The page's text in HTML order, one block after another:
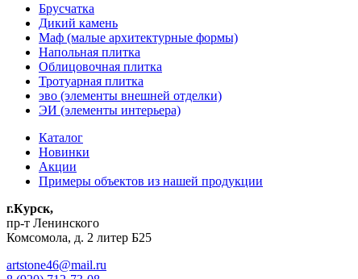
Брусчатка
Дикий камень
Маф (малые архитектурные формы)
Напольная плитка
Облицовочная плитка
Тротуарная плитка
эво (элементы внешней отделки)
ЭИ (элементы интерьера)
Каталог
Новинки
Акции
Примеры объектов из нашей продукции
г.Курск,
пр-т Ленинского
Комсомола, д. 2 литер Б25
artstone46@mail.ru